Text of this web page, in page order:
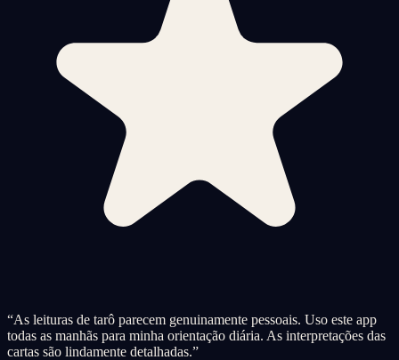
“As leituras de tarô parecem genuinamente pessoais. Uso este app
todas as manhãs para minha orientação diária. As interpretações das
cartas são lindamente detalhadas.”